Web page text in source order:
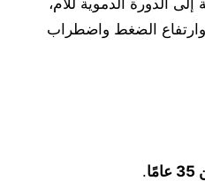
إلى الدورة الدموية للأم،
وارتفاع الضغط واضطراب
.